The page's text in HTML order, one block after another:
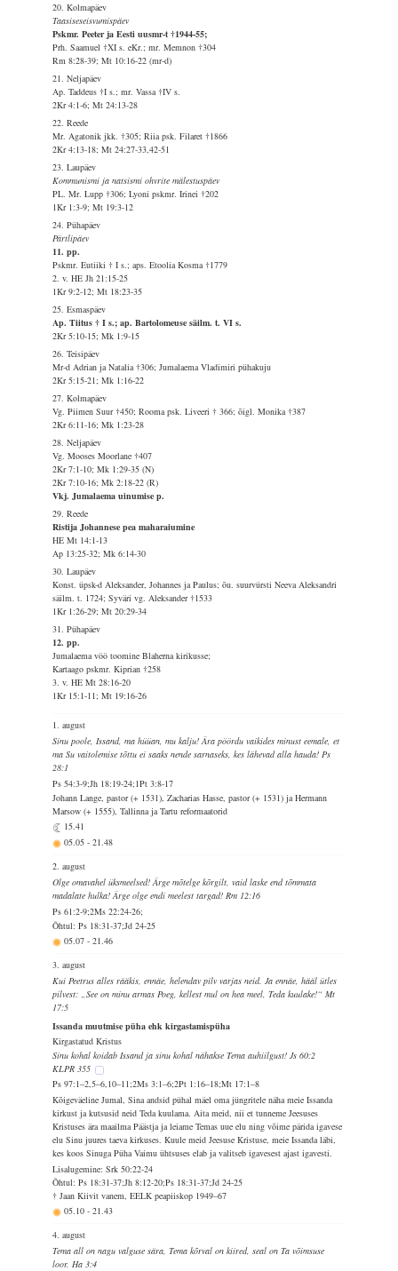
20. Kolmapäev
Taasiseseisvumispäev
Pskmr. Peeter ja Eesti uusmr-t †1944-55;
Prh. Saamuel †XI s. eKr.; mr. Memnon †304
Rm 8:28-39; Mt 10:16-22 (mr-d)
21. Neljapäev
Ap. Taddeus †I s.; mr. Vassa †IV s.
2Kr 4:1-6; Mt 24:13-28
22. Reede
Mr. Agatonik jkk. †305; Riia psk. Filaret †1866
2Kr 4:13-18; Mt 24:27-33,42-51
23. Laupäev
Kommunismi ja natsismi ohvrite mälestuspäev
PL. Mr. Lupp †306; Lyoni pskmr. Irinei †202
1Kr 1:3-9; Mt 19:3-12
24. Pühapäev
Pärtlipäev
11. pp.
Pskmr. Eutiiki † I s.; aps. Etoolia Kosma †1779
2. v. HE Jh 21:15-25
1Kr 9:2-12; Mt 18:23-35
25. Esmaspäev
Ap. Tiitus † I s.; ap. Bartolomeuse säilm. t. VI s.
2Kr 5:10-15; Mk 1:9-15
26. Teisipäev
Mr-d Adrian ja Natalia †306; Jumalaema Vladimiri pühakuju
2Kr 5:15-21; Mk 1:16-22
27. Kolmapäev
Vg. Piimen Suur †450; Rooma psk. Liveeri † 366; õigl. Monika †387
2Kr 6:11-16; Mk 1:23-28
28. Neljapäev
Vg. Mooses Moorlane †407
2Kr 7:1-10; Mk 1:29-35 (N)
2Kr 7:10-16; Mk 2:18-22 (R)
Vkj. Jumalaema uinumise p.
29. Reede
Ristija Johannese pea maharaiumine
HE Mt 14:1-13
Ap 13:25-32; Mk 6:14-30
30. Laupäev
Konst. üpsk-d Aleksander, Johannes ja Paulus; õu. suurvürsti Neeva Aleksandri
säilm. t. 1724; Syväri vg. Aleksander †1533
1Kr 1:26-29; Mt 20:29-34
31. Pühapäev
12. pp.
Jumalaema vöö toomine Blaherna kirikusse;
Kartaago pskmr. Kiprian †258
3. v. HE Mt 28:16-20
1Kr 15:1-11; Mt 19:16-26
1. august
Sinu poole, Issand, ma hüüan, mu kalju! Ära pöördu vaikides minust eemale, et
ma Su vaitolemise tõttu ei saaks nende sarnaseks, kes lähevad alla hauda! Ps
28:1
Ps 54:3-9;Jh 18:19-24;1Pt 3:8-17
Johann Lange, pastor (+ 1531), Zacharias Hasse, pastor (+ 1531) ja Hermann
Marsow (+ 1555), Tallinna ja Tartu reformaatorid
15.41
05.05-21.48
2. august
Olge omavahel üksmeelsed! Ärge mõtelge kõrgilt, vaid laske end tõmmata
madalate hulka! Ärge olge endi meelest targad! Rm 12:16
Ps 61:2-9;2Ms 22:24-26;
Õhtul: Ps 18:31-37;Jd 24-25
05.07-21.46
3. august
Kui Peetrus alles rääkis, ennäe, helendav pilv varjas neid. Ja ennäe, hääl ütles
pilvest: „See on minu armas Poeg, kellest mul on hea meel, Teda kuulake!“ Mt
17:5
Issanda muutmise püha ehk kirgastamispüha
Kirgastatud Kristus
Sinu kohal koidab Issand ja sinu kohal nähakse Tema auhiilgust! Js 60:2
KLPR 355
Ps 97:1–2,5–6,10–11;2Ms 3:1–6;2Pt 1:16–18;Mt 17:1–8
Kõigeväeline Jumal, Sina andsid pühal mäel oma jüngritele näha meie Issanda
kirkust ja kutsusid neid Teda kuulama. Aita meid, nii et tunneme Jeesuses
Kristuses ära maailma Päästja ja leiame Temas uue elu ning võime pärida igavese
elu Sinu juures taeva kirkuses. Kuule meid Jeesuse Kristuse, meie Issanda läbi,
kes koos Sinuga Püha Vaimu ühtsuses elab ja valitseb igavesest ajast igavesti.
Lisalugemine: Srk 50:22-24
Õhtul: Ps 18:31-37;Jh 8:12-20;Ps 18:31-37;Jd 24-25
† Jaan Kiivit vanem, EELK peapiiskop 1949–67
05.10-21.43
4. august
Tema all on nagu valguse sära, Tema kõrval on kiired, seal on Ta võimsuse
loor. Ha 3:4